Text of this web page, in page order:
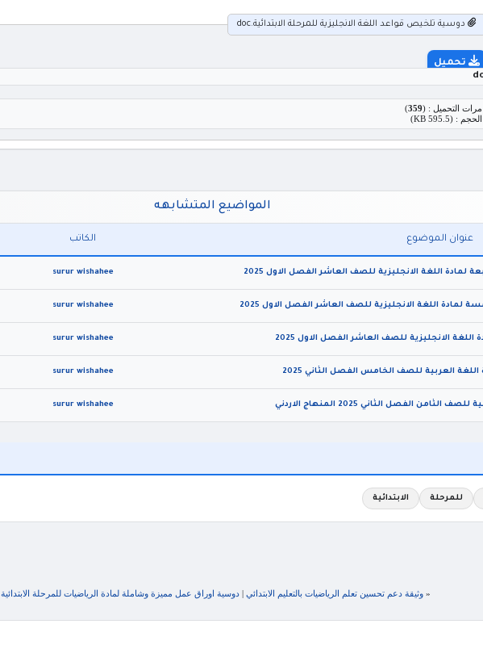
دوسية تلخيص قواعد اللغة الانجليزية للمرحلة الابتدائية.doc
تحميل
مرات التحميل : (359
)
الحجم : (595.5 KB)
المواضيع المتشابهه
عنوان الموضوع الكاتب
لمادة اللغة الانجليزية للصف العاشر الفصل الاول 2025 surur wishahee
لمادة اللغة الانجليزية للصف العاشر الفصل الاول 2025 surur wishahee
الانجليزية للصف العاشر الفصل الاول 2025 surur wishahee
العربية للصف الخامس الفصل الثاني 2025 surur wishahee
الفصل الثاني 2025 المنهاج الاردني surur wishahee
للمرحلة الابتدائية
« وثيقة دعم تحسين تعلم الرياضيات بالتعليم الابتدائي | دوسية اوراق عمل مميزة وشاملة لمادة الرياضيات للمرحلة الابتدائية